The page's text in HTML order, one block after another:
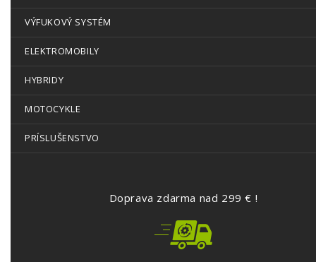
VÝFUKOVÝ SYSTÉM
ELEKTROMOBILY
HYBRIDY
MOTOCYKLE
PRÍSLUŠENSTVO
Doprava zdarma nad 299 € !